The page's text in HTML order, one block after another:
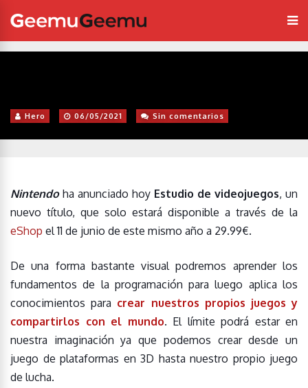
Hero 06/05/2021 Sin comentarios
Nintendo ha anunciado hoy Estudio de videojuegos, un
nuevo título, que solo estará disponible a través de la
eShop el 11 de junio de este mismo año a 29.99€.
De una forma bastante visual podremos aprender los
fundamentos de la programación para luego aplica los
conocimientos para crear nuestros propios juegos y
compartirlos con el mundo. El límite podrá estar en
nuestra imaginación ya que podemos crear desde un
juego de plataformas en 3D hasta nuestro propio juego
de lucha.